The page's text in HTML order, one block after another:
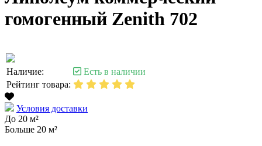
гомогенный Zenith 702
Наличие:
Есть в наличии
Рейтинг товара:
Условия доставки
До 20 м²
Больше 20 м²